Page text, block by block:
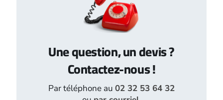
Une question, un devis ?
Contactez-nous !
Par téléphone au 02 32 53 64 32